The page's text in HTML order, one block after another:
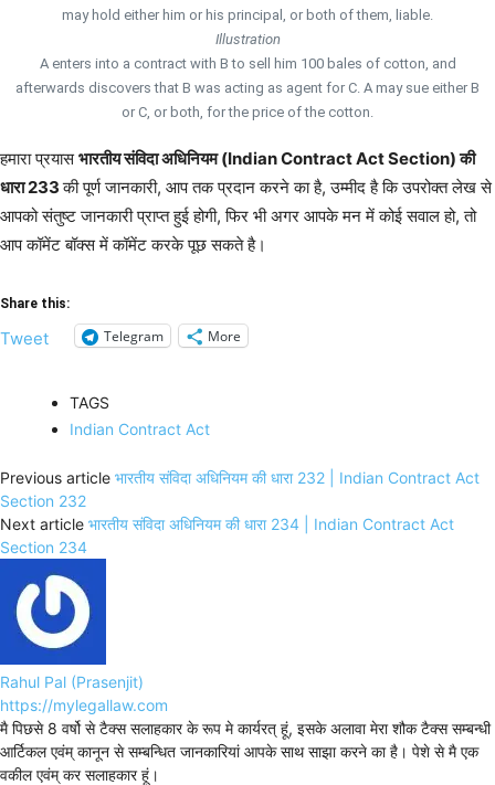
may hold either him or his principal, or both of them, liable.
Illustration
A enters into a contract with B to sell him 100 bales of cotton, and
afterwards discovers that B was acting as agent for C. A may sue either B
or C, or both, for the price of the cotton.
हमारा प्रयासभारतीय संविदा अधिनियम (Indian Contract Act Section) की
धारा 233की पूर्ण जानकारी, आप तक प्रदान करने का है, उम्मीद है कि उपरोक्त लेख से
आपको संतुष्ट जानकारी प्राप्त हुई होगी, फिर भी अगर आपके मन में कोई सवाल हो, तो
आप कॉमेंट बॉक्स में कॉमेंट करके पूछ सकते है।
Share this:
Tweet Telegram More
TAGS
Indian Contract Act
Previous article भारतीय संविदा अधिनियम की धारा 232 | Indian Contract Act
Section 232
Next article भारतीय संविदा अधिनियम की धारा 234 | Indian Contract Act
Section 234
Rahul Pal (Prasenjit)
https://mylegallaw.com
मै पिछसे 8 वर्षो से टैक्स सलाहकार के रूप मे कार्यरत् हूं, इसके अलावा मेरा शौक टैक्स सम्बन्धी
आर्टिकल एवंम् कानून से सम्बन्धित जानकारियां आपके साथ साझा करने का है। पेशे से मै एक
वकील एवंम् कर सलाहकार हूं।